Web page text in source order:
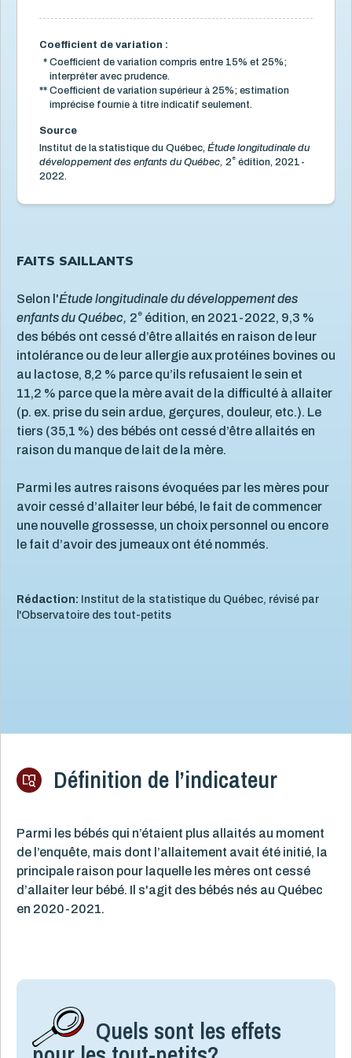
Situation économique
Utilisation des écrans
Violence et maltraitance
Coefficient de variation :
* Coefficient de variation compris entre 15% et 25%;
interpréter avec prudence.
** Coefficient de variation supérieur à 25%; estimation
imprécise fournie à titre indicatif seulement.
Source
Institut de la statistique du Québec, Étude longitudinale du
développement des enfants du Québec, 2 e édition, 2021-
2022.
FAITS SAILLANTS
Selon l'Étude longitudinale du développement des
enfants du Québec, 2 e édition, en 2021-2022, 9,3 %
des bébés ont cessé d’être allaités en raison de leur
intolérance ou de leur allergie aux protéines bovines ou
au lactose, 8,2 % parce qu’ils refusaient le sein et
11,2 % parce que la mère avait de la difficulté à allaiter
(p. ex. prise du sein ardue, gerçures, douleur, etc.). Le
tiers (35,1 %) des bébés ont cessé d’être allaités en
raison du manque de lait de la mère.
Parmi les autres raisons évoquées par les mères pour
avoir cessé d’allaiter leur bébé, le fait de commencer
une nouvelle grossesse, un choix personnel ou encore
le fait d’avoir des jumeaux ont été nommés.
Rédaction: Institut de la statistique du Québec, révisé par
l'Observatoire des tout-petits
Définition de l’indicateur
Parmi les bébés qui n’étaient plus allaités au moment
de l’enquête, mais dont l’allaitement avait été initié, la
principale raison pour laquelle les mères ont cessé
d’allaiter leur bébé. Il s'agit des bébés nés au Québec
en 2020-2021.
Quels sont les effets